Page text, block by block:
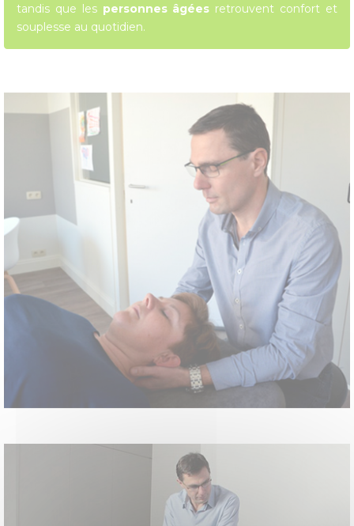
tandis que les personnes âgées retrouvent confort et
souplesse au quotidien.